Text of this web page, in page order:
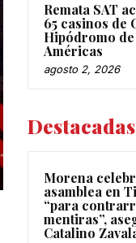
Remata SAT
65 casinos de
Hipódromo de
Américas
agosto 2, 2026
Destacadas
Morena
asamblea en
“para
mentiras”,
Catalino